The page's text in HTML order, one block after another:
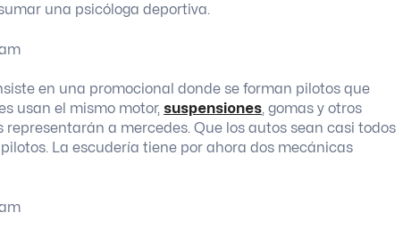
una psicóloga deportiva.
en una promocional donde se forman pilotos que
usan el mismo motor, suspensiones, gomas y otros
a mercedes. Que los autos sean casi todos
La escudería tiene por ahora dos mecánicas